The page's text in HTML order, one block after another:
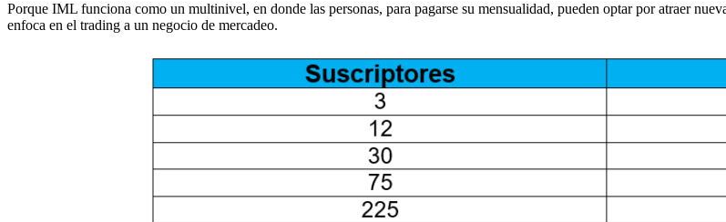
Porque IML funciona como un multinivel, en donde las personas, para pagarse su mensualidad, pueden optar por atraer
enfoca en el trading a un negocio de mercadeo.